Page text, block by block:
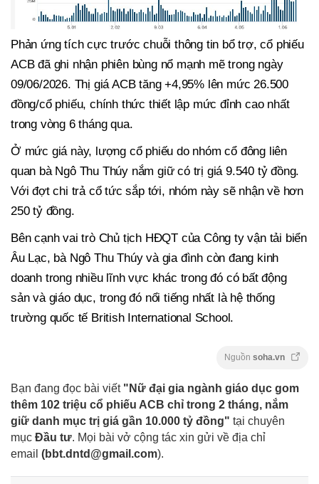
Phản ứng tích cực trước chuỗi thông tin bổ trợ, cổ phiếu
ACB đã ghi nhận phiên bùng nổ mạnh mẽ trong ngày
09/06/2026. Thị giá ACB tăng +4,95% lên mức 26.500
đồng/cổ phiếu, chính thức thiết lập mức đỉnh cao nhất
trong vòng 6 tháng qua.
Ở mức giá này, lượng cổ phiếu do nhóm cổ đông liên
quan bà Ngô Thu Thúy nắm giữ có trị giá 9.540 tỷ đồng.
Với đợt chi trả cổ tức sắp tới, nhóm này sẽ nhận về hơn
250 tỷ đồng.
Bên cạnh vai trò Chủ tịch HĐQT của Công ty vận tải biển
Âu Lạc, bà Ngô Thu Thúy và gia đình còn đang kinh
doanh trong nhiều lĩnh vực khác trong đó có bất động
sản và giáo dục, trong đó nổi tiếng nhất là hệ thống
trường quốc tế British International School.
Nguồn soha.vn
Bạn đang đọc bài viết "Nữ đại gia ngành giáo dục gom
thêm 102 triệu cổ phiếu ACB chỉ trong 2 tháng, nắm
giữ danh mục trị giá gần 10.000 tỷ đồng" tại chuyên
mục Đầu tư. Mọi bài vở cộng tác xin gửi về địa chỉ
email (bbt.dntd@gmail.com).